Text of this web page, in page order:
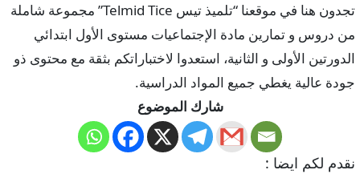
تجدون هنا في موقعنا “تلميذ تيس Telmid Tice” مجموعة شاملة
من دروس و تمارين مادة الإجتماعيات مستوى الأول ابتدائي
الدورتين الأولى و الثانية، استعدوا لاختباراتكم بثقة مع محتوى ذو
جودة عالية يغطي جميع المواد الدراسية.
شارك الموضوع
نقدم لكم ايضا :